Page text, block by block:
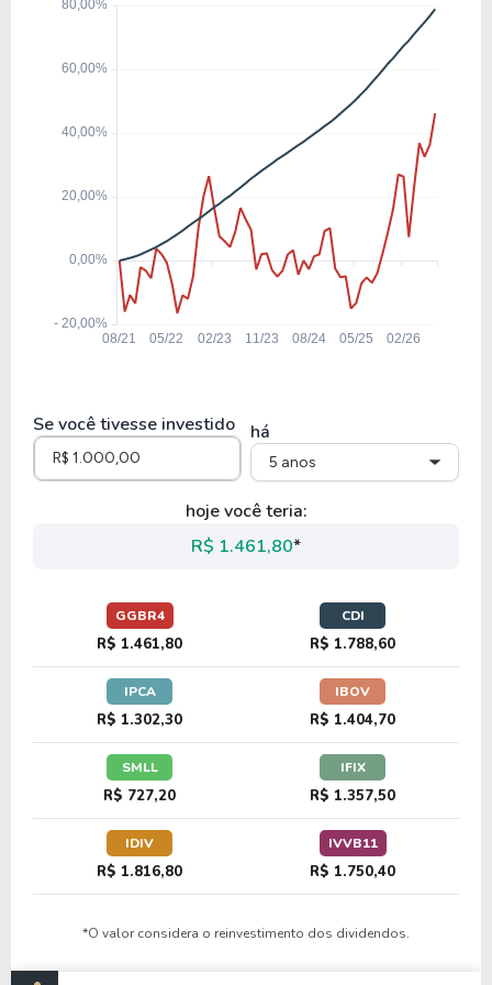
CMIN3
25,56 3,41 13,34%
Se você tivesse investido há
5 anos
hoje você teria:
R$ 1.461,80*
GGBR4
R$ 1.461,80
CDI
R$ 1.788,60
IPCA
R$ 1.302,30
IBOV
R$ 1.404,70
SMLL
R$ 727,20
IFIX
R$ 1.357,50
IDIV
R$ 1.816,80
IVVB11
R$ 1.750,40
*O valor considera o reinvestimento dos dividendos.